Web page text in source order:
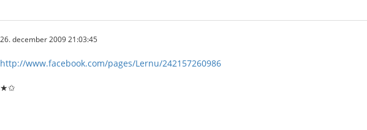
26. december 2009 21:03:45
http://www.facebook.com/pages/Lernu/242157260986
★✩